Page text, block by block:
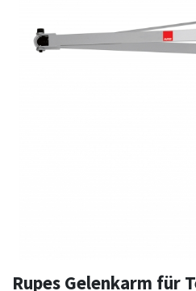
Rupes Gelenkarm für